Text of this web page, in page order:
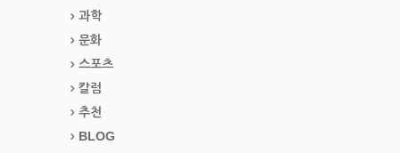
과학
문화
스포츠
칼럼
추천
BLOG